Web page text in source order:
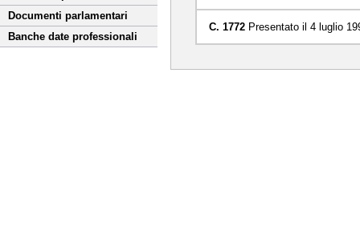
Documenti parlamentari
Banche date professionali
C. 1772 Presentato il 4 luglio